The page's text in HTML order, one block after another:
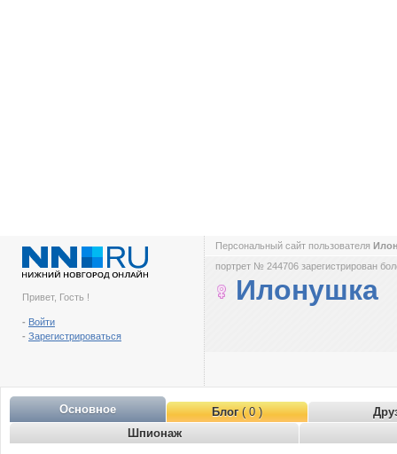
Привет, Гость !
- Войти
- Зарегистрироваться
Персональный сайт пользователя
портрет № 244706 зарегистрирован
Илонушка
Основное Блог( 0 )
Шпионаж